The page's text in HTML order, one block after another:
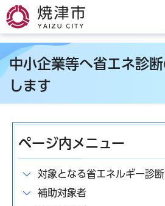
焼津市
中小企業等へ省エネ診
します
ページ内メニュー
対象となる省エネルギー診断
補助対象者